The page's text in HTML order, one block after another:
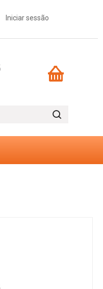
Iniciar sessão